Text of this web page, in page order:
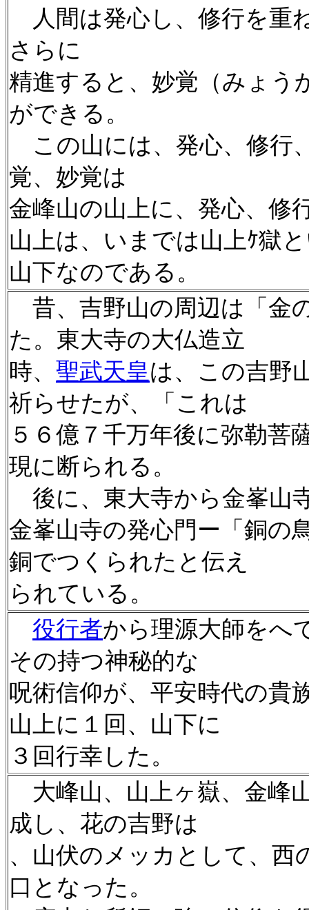
人間は発心し、修行を重
さらに
精進すると、妙覚（みょう
ができる。
この山には、発心、修行
覚、妙覚は
金峰山の山上に、発心、修
山上は、いまでは山上ｹ獄
山下なのである。
昔、吉野山の周辺は「金
た。東大寺の大仏造立
時、 聖武天皇は、この吉野
祈らせたが、「これは
５６億７千万年後に弥勒菩
現に断られる。
後に、東大寺から金峯山
金峯山寺の発心門ー「銅の
銅でつくられたと伝え
られている。
役行者から理源大師をへ
その持つ神秘的な
呪術信仰が、平安時代の貴
山上に１回、山下に
３回行幸した。
大峰山、山上ヶ嶽、金峰
成し、花の吉野は
、山伏のメッカとして、西
口となった。